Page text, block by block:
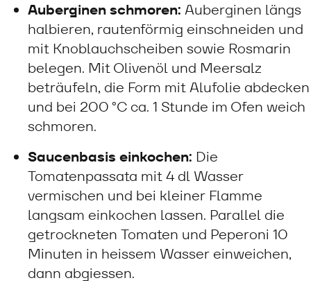
Auberginen schmoren: Auberginen längs
halbieren, rautenförmig einschneiden und
mit Knoblauchscheiben sowie Rosmarin
belegen. Mit Olivenöl und Meersalz
beträufeln, die Form mit Alufolie abdecken
und bei 200 °C ca. 1 Stunde im Ofen weich
schmoren.
Saucenbasis einkochen: Die
Tomatenpassata mit 4 dl Wasser
vermischen und bei kleiner Flamme
langsam einkochen lassen. Parallel die
getrockneten Tomaten und Peperoni 10
Minuten in heissem Wasser einweichen,
dann abgiessen.